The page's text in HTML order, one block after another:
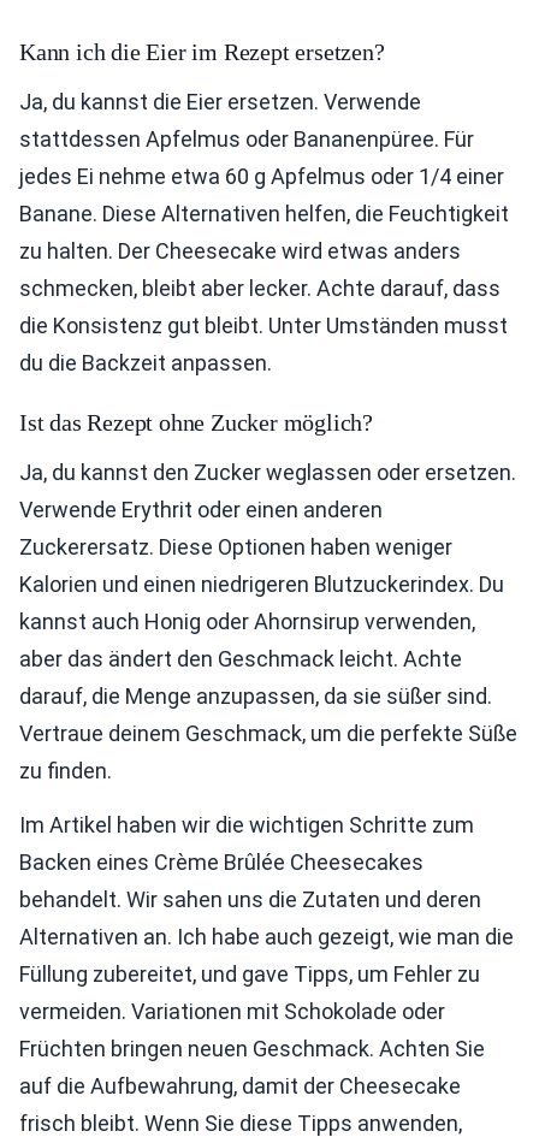
Kann ich die Eier im Rezept ersetzen?
Ja, du kannst die Eier ersetzen. Verwende
stattdessen Apfelmus oder Bananenpüree. Für
jedes Ei nehme etwa 60 g Apfelmus oder 1/4 einer
Banane. Diese Alternativen helfen, die Feuchtigkeit
zu halten. Der Cheesecake wird etwas anders
schmecken, bleibt aber lecker. Achte darauf, dass
die Konsistenz gut bleibt. Unter Umständen musst
du die Backzeit anpassen.
Ist das Rezept ohne Zucker möglich?
Ja, du kannst den Zucker weglassen oder ersetzen.
Verwende Erythrit oder einen anderen
Zuckerersatz. Diese Optionen haben weniger
Kalorien und einen niedrigeren Blutzuckerindex. Du
kannst auch Honig oder Ahornsirup verwenden,
aber das ändert den Geschmack leicht. Achte
darauf, die Menge anzupassen, da sie süßer sind.
Vertraue deinem Geschmack, um die perfekte Süße
zu finden.
Im Artikel haben wir die wichtigen Schritte zum
Backen eines Crème Brûlée Cheesecakes
behandelt. Wir sahen uns die Zutaten und deren
Alternativen an. Ich habe auch gezeigt, wie man die
Füllung zubereitet, und gave Tipps, um Fehler zu
vermeiden. Variationen mit Schokolade oder
Früchten bringen neuen Geschmack. Achten Sie
auf die Aufbewahrung, damit der Cheesecake
frisch bleibt. Wenn Sie diese Tipps anwenden,